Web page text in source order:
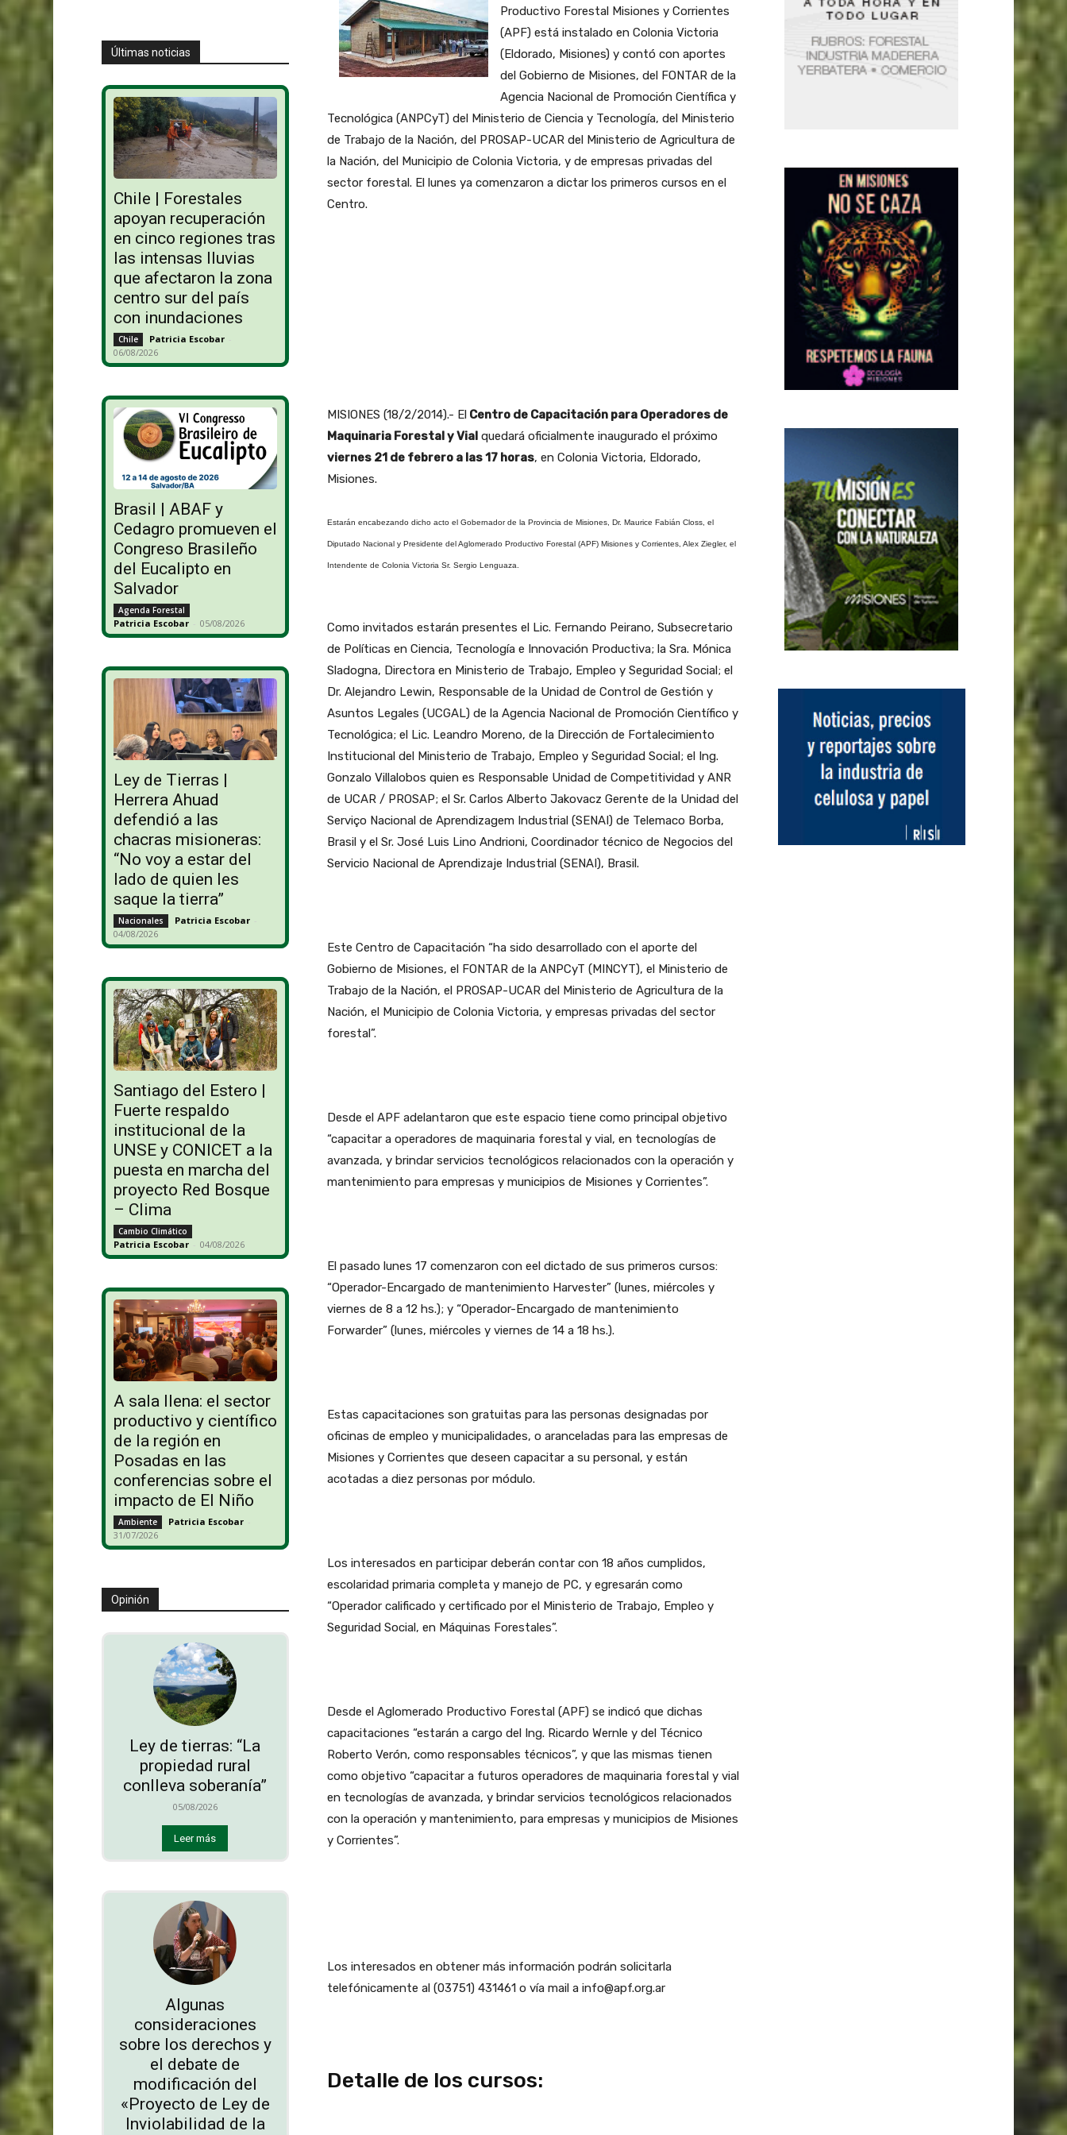
Últimas noticias
Chile | Forestales
apoyan recuperación
en cinco regiones tras
las intensas lluvias
que afectaron la zona
centro sur del país
con inundaciones
Chile Patricia Escobar -
06/08/2026
Brasil | ABAF y
Cedagro promueven el
Congreso Brasileño
del Eucalipto en
Salvador
Agenda Forestal
Patricia Escobar - 05/08/2026
Ley de Tierras |
Herrera Ahuad
defendió a las
chacras misioneras:
“No voy a estar del
lado de quien les
saque la tierra”
Nacionales Patricia Escobar -
04/08/2026
Santiago del Estero |
Fuerte respaldo
institucional de la
UNSE y CONICET a la
puesta en marcha del
proyecto Red Bosque
– Clima
Cambio Climático
Patricia Escobar - 04/08/2026
A sala llena: el sector
productivo y científico
de la región en
Posadas en las
conferencias sobre el
impacto de El Niño
Ambiente Patricia Escobar -
31/07/2026
Opinión
Ley de tierras: “La
propiedad rural
conlleva soberanía”
05/08/2026
Leer más
Algunas
consideraciones
sobre los derechos y
el debate de
modificación del
«Proyecto de Ley de
Inviolabilidad de la
Productivo Forestal Misiones y Corrientes
(APF) está instalado en Colonia Victoria
(Eldorado, Misiones) y contó con aportes
del Gobierno de Misiones, del FONTAR de la
Agencia Nacional de Promoción Científica y
Tecnológica (ANPCyT) del Ministerio de Ciencia y Tecnología, del Ministerio
de Trabajo de la Nación, del PROSAP-UCAR del Ministerio de Agricultura de
la Nación, del Municipio de Colonia Victoria, y de empresas privadas del
sector forestal. El lunes ya comenzaron a dictar los primeros cursos en el
Centro.
MISIONES (18/2/2014).- ElCentro de Capacitación para Operadores de
Maquinaria Forestal y Vialquedará oficialmente inaugurado el próximo
viernes 21 de febrero a las 17 horas, en Colonia Victoria, Eldorado,
Misiones.
Estarán encabezando dicho acto el Gobernador de la Provincia de Misiones, Dr. Maurice Fabián Closs, el
Diputado Nacional y Presidente del Aglomerado Productivo Forestal (APF) Misiones y Corrientes, Alex Ziegler, el
Intendente de Colonia Victoria Sr. Sergio Lenguaza.
Como invitados estarán presentes el Lic. Fernando Peirano, Subsecretario
de Políticas en Ciencia, Tecnología e Innovación Productiva; la Sra. Mónica
Sladogna, Directora en Ministerio de Trabajo, Empleo y Seguridad Social; el
Dr. Alejandro Lewin, Responsable de la Unidad de Control de Gestión y
Asuntos Legales (UCGAL) de la Agencia Nacional de Promoción Científico y
Tecnológica; el Lic. Leandro Moreno, de la Dirección de Fortalecimiento
Institucional del Ministerio de Trabajo, Empleo y Seguridad Social; el Ing.
Gonzalo Villalobos quien es Responsable Unidad de Competitividad y ANR
de UCAR / PROSAP; el Sr. Carlos Alberto Jakovacz Gerente de la Unidad del
Serviço Nacional de Aprendizagem Industrial (SENAI) de Telemaco Borba,
Brasil y el Sr. José Luis Lino Andrioni, Coordinador técnico de Negocios del
Servicio Nacional de Aprendizaje Industrial (SENAI), Brasil.
Este Centro de Capacitación “ha sido desarrollado con el aporte del
Gobierno de Misiones, el FONTAR de la ANPCyT (MINCYT), el Ministerio de
Trabajo de la Nación, el PROSAP-UCAR del Ministerio de Agricultura de la
Nación, el Municipio de Colonia Victoria, y empresas privadas del sector
forestal”.
Desde el APF adelantaron que este espacio tiene como principal objetivo
“capacitar a operadores de maquinaria forestal y vial, en tecnologías de
avanzada, y brindar servicios tecnológicos relacionados con la operación y
mantenimiento para empresas y municipios de Misiones y Corrientes”.
El pasado lunes 17 comenzaron con eel dictado de sus primeros cursos:
“Operador-Encargado de mantenimiento Harvester” (lunes, miércoles y
viernes de 8 a 12 hs.); y “Operador-Encargado de mantenimiento
Forwarder” (lunes, miércoles y viernes de 14 a 18 hs.).
Estas capacitaciones son gratuitas para las personas designadas por
oficinas de empleo y municipalidades, o aranceladas para las empresas de
Misiones y Corrientes que deseen capacitar a su personal, y están
acotadas a diez personas por módulo.
Los interesados en participar deberán contar con 18 años cumplidos,
escolaridad primaria completa y manejo de PC, y egresarán como
“Operador calificado y certificado por el Ministerio de Trabajo, Empleo y
Seguridad Social, en Máquinas Forestales”.
Desde el Aglomerado Productivo Forestal (APF) se indicó que dichas
capacitaciones “estarán a cargo del Ing. Ricardo Wernle y del Técnico
Roberto Verón, como responsables técnicos”, y que las mismas tienen
como objetivo “capacitar a futuros operadores de maquinaria forestal y vial
en tecnologías de avanzada, y brindar servicios tecnológicos relacionados
con la operación y mantenimiento, para empresas y municipios de Misiones
y Corrientes”.
Los interesados en obtener más información podrán solicitarla
telefónicamente al (03751) 431461 o vía mail a info@apf.org.ar
Detalle de los cursos: